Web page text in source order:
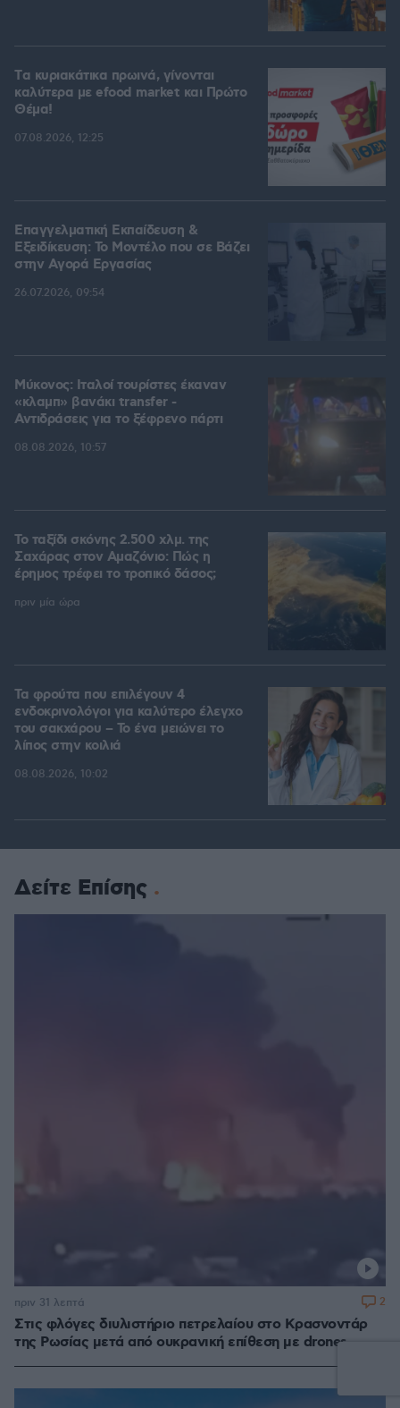
Tα κυριακάτικα πρωινά, γίνονται
καλύτερα με efood market και Πρώτο
Θέμα!
07.08.2026, 12:25
Επαγγελματική Εκπαίδευση &
Εξειδίκευση: Το Mοντέλο που σε Bάζει
στην Aγορά Eργασίας
26.07.2026, 09:54
Μύκονος: Ιταλοί τουρίστες έκαναν
«κλαμπ» βανάκι transfer -
Αντιδράσεις για το ξέφρενο πάρτι
08.08.2026, 10:57
Το ταξίδι σκόνης 2.500 χλμ. της
Σαχάρας στον Αμαζόνιο: Πώς η
έρημος τρέφει το τροπικό δάσος;
πριν μία ώρα
Τα φρούτα που επιλέγουν 4
ενδοκρινολόγοι για καλύτερο έλεγχο
του σακχάρου – Το ένα μειώνει το
λίπος στην κοιλιά
08.08.2026, 10:02
Δείτε Επίσης
Στις φλόγες διυλιστήριο πετρελαίου στο Κρασνοντάρ
της Ρωσίας μετά από ουκρανική επίθεση με drones
πριν 31 λεπτά 2